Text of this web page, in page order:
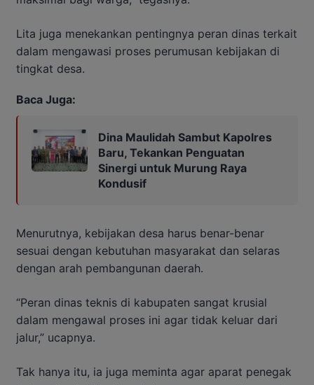
Lita juga menekankan pentingnya peran dinas terkait
dalam mengawasi proses perumusan kebijakan di
tingkat desa.
Baca Juga:
Dina Maulidah Sambut Kapolres
Baru, Tekankan Penguatan
Sinergi untuk Murung Raya
Kondusif
Menurutnya, kebijakan desa harus benar-benar
sesuai dengan kebutuhan masyarakat dan selaras
dengan arah pembangunan daerah.
“Peran dinas teknis di kabupaten sangat krusial
dalam mengawal proses ini agar tidak keluar dari
jalur,” ucapnya.
Tak hanya itu, ia juga meminta agar aparat penegak